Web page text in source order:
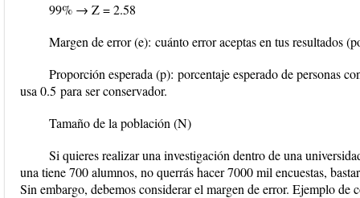
99% → Z = 2.58
Margen de error (e): cuánto error aceptas en tus resultados
Proporción esperada (p): porcentaje esperado de personas
usa 0.5 para ser conservador.
Tamaño de la población (N)
Si quieres realizar una investigación dentro de una
una tiene 700 alumnos, no querrás hacer 7000 mil encuestas,
Sin embargo, debemos considerar el margen de error. Ejemplo de